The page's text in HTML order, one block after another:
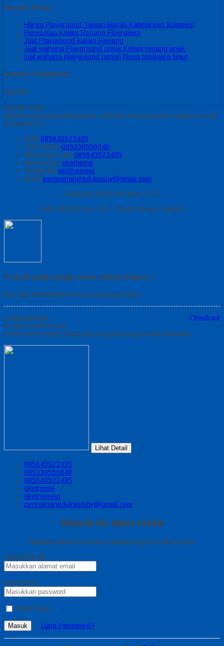
Recent Posts
Harga Playground Taman Murah Kalimantan Sulawesi
Perosotan Kolam Renang Fiberglass
Jual Playground Kolam Renang
Jual wahana Playground untuk Kolam renang anak
jual wahana playground taman Nusa tenggara timur
Recent Comments
Sidebar
-
Kontak Kami
Apabila ada yang ditanyakan, silahkan hubungi kami melalui kontak
di bawah ini.
SMS 085643522435
Call Center 085230550048
Whatsapp Icha 085643522435
Messenger oketheme
Telegrram okethemeid
Email permainanedukasisby@gmail.com
Buka jam 08.00 s/d jam 21.00
Ruko ABCDE No. 123 - Tanah Abang, Jakarta
Produk yang sangat tepat, pilihan bagus..!
Berhasil ditambahkan ke keranjang belanja
Lanjut Belanja
Checkout
Produk Quick Order
Pemesanan dapat langsung menghubungi kontak dibawah:
Lihat Detail
085643522435
085230550048
085643522435
oketheme
okethemeid
permainanedukasisby@gmail.com
Masuk ke akun Anda
Selamat datang kembali, silahkan login ke akun Anda.
Alamat Email
Password
Ingat Saya
Masuk Lupa Password?